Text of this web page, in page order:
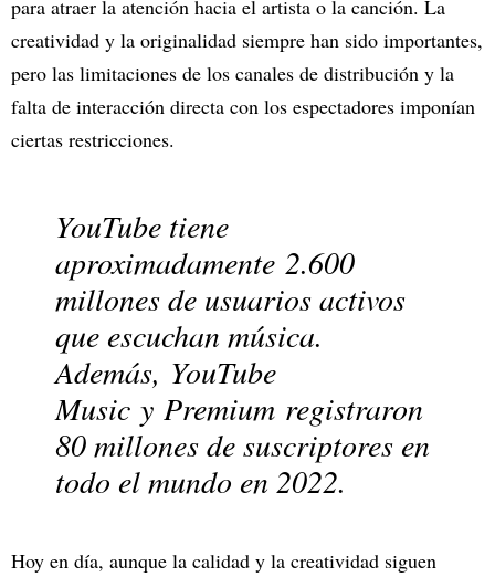
para atraer la atención hacia el artista o la canción. La
creatividad y la originalidad siempre han sido importantes,
pero las limitaciones de los canales de distribución y la
falta de interacción directa con los espectadores imponían
ciertas restricciones.
YouTube tiene
aproximadamente 2.600
millones de usuarios activos
que escuchan música.
Además, YouTube
Music y Premium registraron
80 millones de suscriptores en
todo el mundo en 2022.
Hoy en día, aunque la calidad y la creatividad siguen